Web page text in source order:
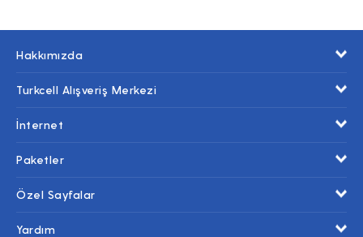
Hakkımızda
Turkcell Alışveriş Merkezi
İnternet
Paketler
Özel Sayfalar
Yardım